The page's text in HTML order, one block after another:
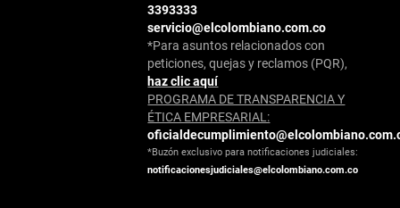
3393333
servicio@elcolombiano.com.co
*Para asuntos relacionados con
peticiones, quejas y reclamos (PQR),
haz clic aquí
PROGRAMA DE TRANSPARENCIA Y
ÉTICA EMPRESARIAL:
*Buzón exclusivo para notificaciones judiciales:
notificacionesjudiciales@elcolombiano.com.co